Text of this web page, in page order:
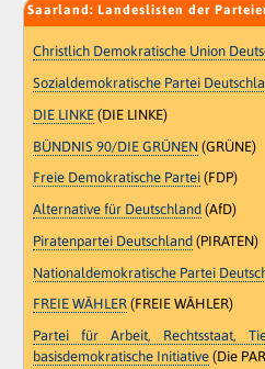
Saarland: Landeslisten der
Christlich Demokratische Union
Sozialdemokratische Partei
DIE LINKE (DIE LINKE)
BÜNDNIS 90/DIE GRÜNEN (GRÜNE)
Freie Demokratische Partei (FDP)
Alternative für Deutschland (AfD)
Piratenpartei Deutschland (PIRATEN)
Nationaldemokratische Partei
FREIE WÄHLER (FREIE WÄHLER)
Partei für Arbeit, Rechtsstaat,
basisdemokratische Initiative (Die